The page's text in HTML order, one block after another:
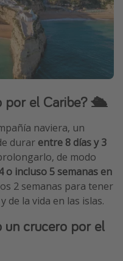
por el Caribe? 🛳️
naviera, un
durar entre 8 días y 3
de modo
o incluso 5 semanas en
2 semanas para tener
de la vida en las islas.
un crucero por el